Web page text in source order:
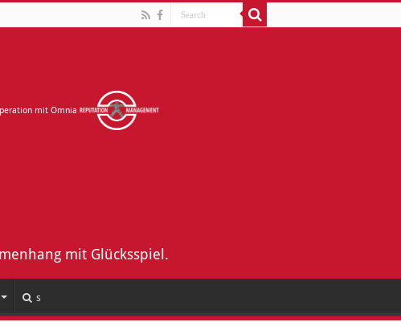
mit Omnia
mit Glücksspiel.
s